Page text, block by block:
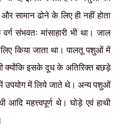
सामान ढोने के लिए ही नहीं होता
संभवतः मांसाहारी भी था। जाल
किया जाता था। पालतू पशुओं में
थी क्योंकि इसके दूध के अतिरिक्त बछड़े
उपयोग में लिये जाते थे। अन्य पशुओं
आदि महत्त्वपूर्ण थे। घोड़े एवं हाथी